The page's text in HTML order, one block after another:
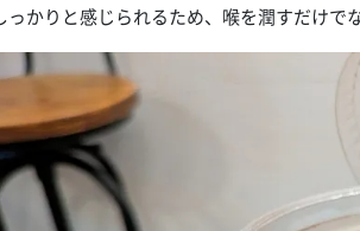
っかりと感じられるため、喉を潤すだけで